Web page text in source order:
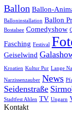
Ballon Ballon-
Balloninstallation Ballon
Bostalsee Comedyshow
Fasching Festival
Geiselwind
Kroatien Kultur Pur Lange
Narzissenzauber News
Seidenstraße
Stadtfest Ahlen TV Ungarn
Kontakt